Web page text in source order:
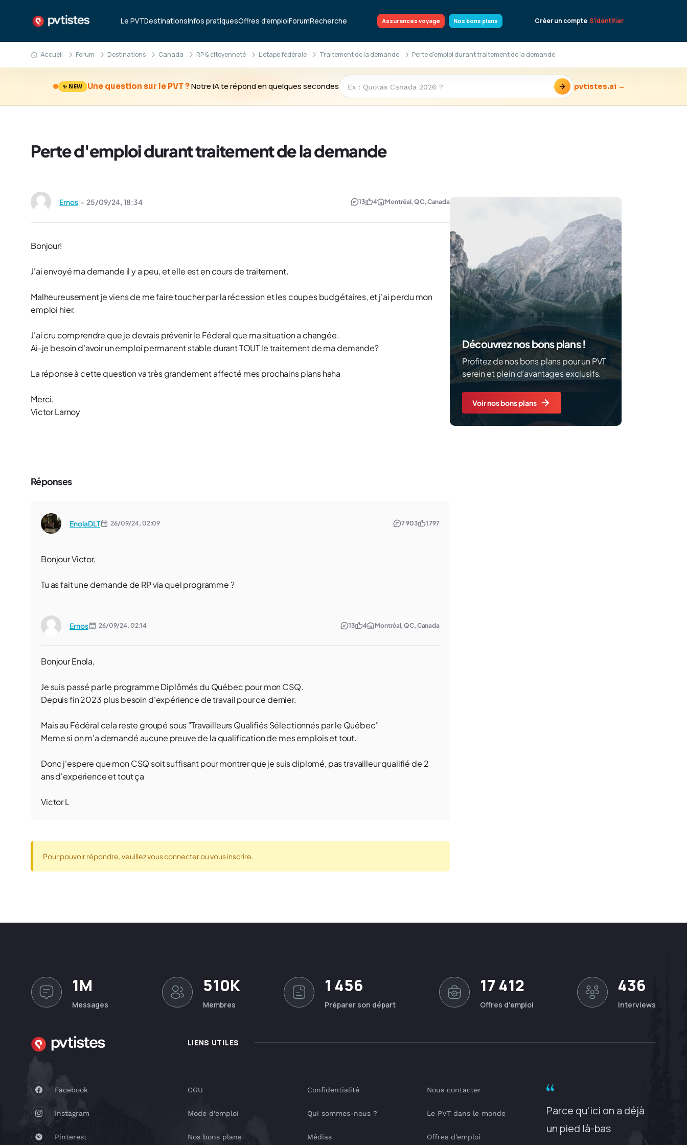
Le PVTDestinationsInfos pratiquesOffres d'emploiForumRecherche Assurances voyage Nos bons plans Créer un compte S'identifier
Accueil Forum Destinations Canada RP & citoyenneté L'étape fédérale Traitement de la demande Perte d'emploi durant traitement de la demande
✨ NEW Une question sur le PVT ?Notre IA te répond en quelques secondes → pvtistes.ai →
Perte d'emploi durant traitement de la demande
Ernos - 25/09/24, 18:34 13 4 Montréal, QC, Canada
Bonjour!
J'ai envoyé ma demande il y a peu, et elle est en cours de traitement.
Malheureusement je viens de me faire toucher par la récession et les coupes budgétaires, et j'ai perdu mon
emploi hier.
J'ai cru comprendre que je devrais prévenir le Féderal que ma situation a changée.
Ai-je besoin d'avoir un emploi permanent stable durant TOUT le traitement de ma demande?
La réponse à cette question va très grandement affecté mes prochains plans haha
Merci,
Victor Larnoy
Réponses
EnolaDLT 26/09/24, 02:09 7 903 1 797
Bonjour Victor,
Tu as fait une demande de RP via quel programme ?
Ernos 26/09/24, 02:14 13 4 Montréal, QC, Canada
Bonjour Enola,
Je suis passé par le programme Diplômés du Québec pour mon CSQ.
Depuis fin 2023 plus besoin d'expérience de travail pour ce dernier.
Mais au Fédéral cela reste groupé sous "Travailleurs Qualifiés Sélectionnés par le Québec"
Meme si on m'a demandé aucune preuve de la qualification de mes emplois et tout.
Donc j'espere que mon CSQ soit suffisant pour montrer que je suis diplomé, pas travailleur qualifié de 2
ans d'experience et tout ça
Victor L
Pour pouvoir répondre, veuillez vous connecter ou vous inscrire.
Découvrez nos bons plans !
Profitez de nos bons plans pour un PVT
serein et plein d’avantages exclusifs.
Voir nos bons plans
1M
Messages
510K
Membres
1 456
Préparer son départ
17 412
Offres d'emploi
436
Interviews
LIENS UTILES
Facebook
Instagram
Pinterest
CGU
Mode d'emploi
Nos bons plans
Confidentialité
Qui sommes-nous ?
Médias
Nous contacter
Le PVT dans le monde
Offres d'emploi
Parce qu'ici on a déjà
un pied là-bas